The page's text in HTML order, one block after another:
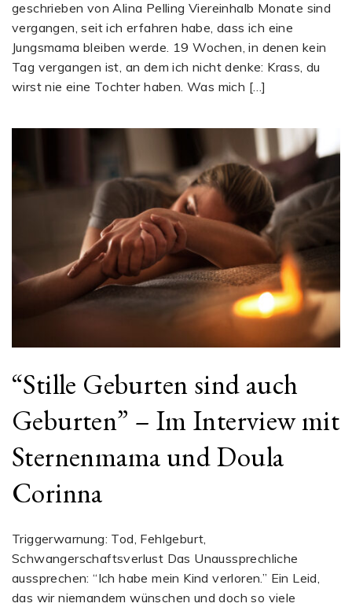
geschrieben von Alina Pelling Viereinhalb Monate sind
vergangen, seit ich erfahren habe, dass ich eine
Jungsmama bleiben werde. 19 Wochen, in denen kein
Tag vergangen ist, an dem ich nicht denke: Krass, du
wirst nie eine Tochter haben. Was mich […]
“Stille Geburten sind auch
Geburten” – Im Interview mit
Sternenmama und Doula
Corinna
Triggerwarnung: Tod, Fehlgeburt,
Schwangerschaftsverlust Das Unaussprechliche
aussprechen: “Ich habe mein Kind verloren.” Ein Leid,
das wir niemandem wünschen und doch so viele